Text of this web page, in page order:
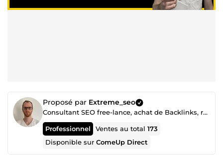
Proposé par Extreme_seo
Consultant SEO free-lance, achat de Backlinks, référencement Google et LLMConsultant SEO
Professionnel Ventes au total173
Disponible surComeUp Direct